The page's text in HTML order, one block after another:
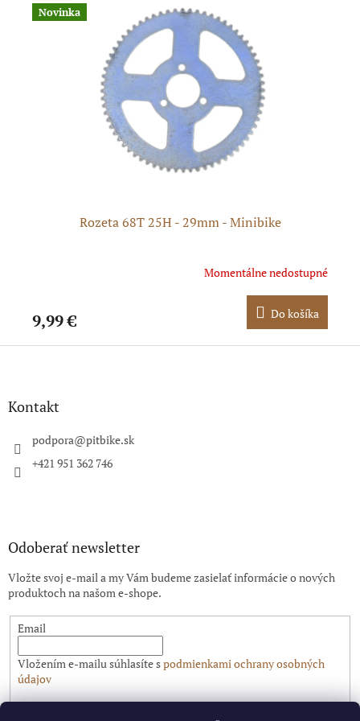
Novinka
Rozeta 68T 25H - 29mm - Minibike
Momentálne nedostupné
9,99 € Do košíka
Z
Kontakt
podpora@pitbike.sk
+421 951 362 746
Odoberať newsletter
Vložte svoj e-mail a my Vám budeme zasielať informácie o nových
produktoch na našom e-shope.
Email
Vložením e-mailu súhlasíte spodmienkami ochrany osobných
údajov